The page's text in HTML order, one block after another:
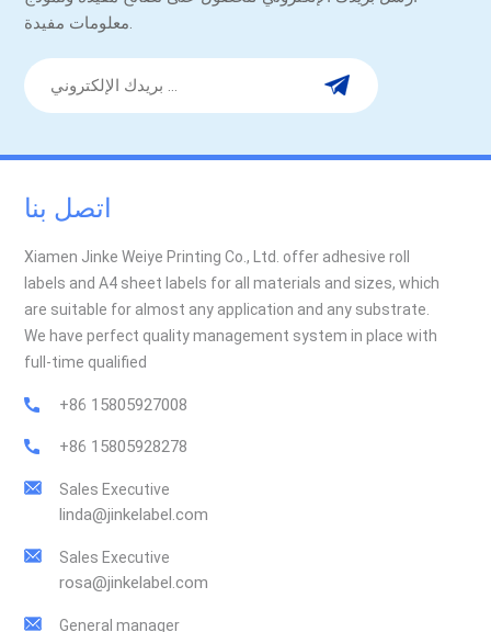
معلومات مفيدة.
اتصل بنا
Xiamen Jinke Weiye Printing Co., Ltd. offer adhesive roll
labels and A4 sheet labels for all materials and sizes, which
are suitable for almost any application and any substrate.
We have perfect quality management system in place with
full-time qualified
+86 15805927008
+86 15805928278
Sales Executive
linda@jinkelabel.com
Sales Executive
rosa@jinkelabel.com
General manager